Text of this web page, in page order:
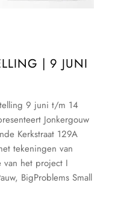
| 9 JUNI
9 juni t/m 14
Jonkergouw
Kerkstraat 129A
tekeningen van
van het project I
BigProblems Small